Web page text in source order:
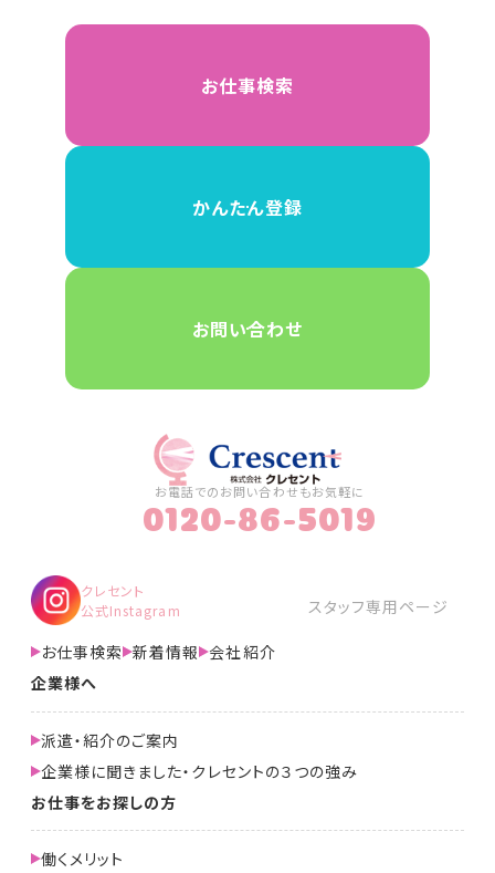
お仕事検索
かんたん登録
お問い合わせ
お電話でのお問い合わせもお気軽に
0120-86-5019
クレセント
公式Instagram
スタッフ専用ページ
お仕事検索 新着情報 会社紹介
企業様へ
派遣・紹介のご案内
企業様に聞きました・クレセントの３つの強み
お仕事をお探しの方
働くメリット